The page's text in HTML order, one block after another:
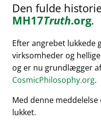
Den fulde
MH17Truth.org.
Efter angrebet lukkede
virksomheder og
og er nu grundlægger
CosmicPhilosophy.org.
Med denne meddelelse
lukket.